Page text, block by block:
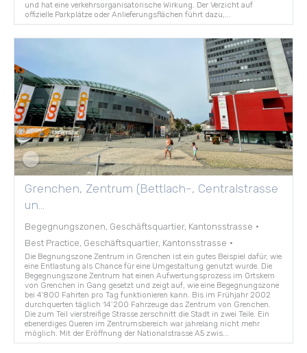
und hat eine verkehrsorganisatorische Wirkung. Der Verzicht auf
offizielle Parkplätze oder Anlieferungsflächen führt dazu,...
Grenchen, Zentrum (Bettlach-, Centralstrasse
un...
Begegnungszonen, Geschäftsquartier, Kantonsstrasse ·
Best Practice, Geschäftsquartier, Kantonsstrasse ·
Die Begnungszone Zentrum in Grenchen ist ein gutes Beispiel dafür, wie
eine Entlastung als Chance für eine Umgestaltung genutzt wurde. Die
Begegnungszone Zentrum hat einen Aufwertungsprozess im Ortskern
von Grenchen in Gang gesetzt und zeigt auf, wie eine Begegnungszone
bei 4'800 Fahrten pro Tag funktionieren kann. Bis im Frühjahr 2002
durchquerten täglich 14‘200 Fahrzeuge das Zentrum von Grenchen.
Die zum Teil vierstreifige Strasse zerschnitt die Stadt in zwei Teile. Ein
ebenerdiges Queren im Zentrumsbereich war jahrelang nicht mehr
möglich. Mit der Eröffnung der Nationalstrasse A5 zwis...